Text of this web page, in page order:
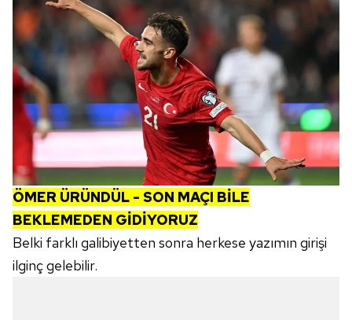
ÖMER ÜRÜNDÜL - SON MAÇI BİLE
BEKLEMEDEN GİDİYORUZ
Belki farklı galibiyetten sonra herkese yazımın girişi
ilginç gelebilir.